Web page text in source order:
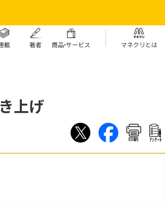
載 著者 商品・サービス マネクリとは
上げ
印刷 ｱﾝｹｰﾄ